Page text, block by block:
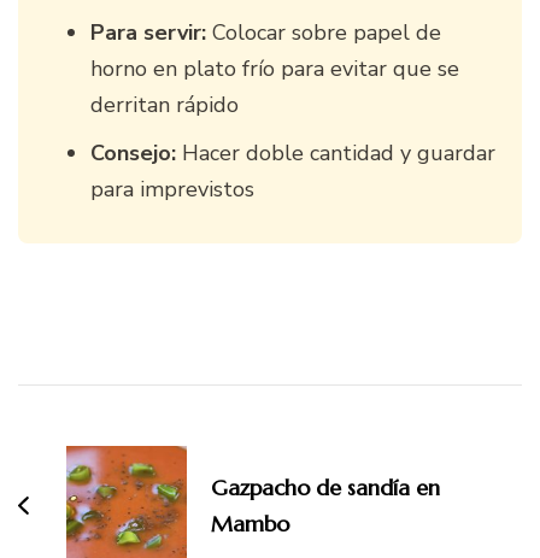
Para servir: Colocar sobre papel de
horno en plato frío para evitar que se
derritan rápido
Consejo: Hacer doble cantidad y guardar
para imprevistos
entradas
Gazpacho de sandía en
Mambo